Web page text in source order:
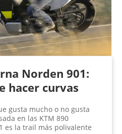
Norden 901:
hacer curvas
gusta mucho o no gusta
en las KTM 890
es la trail más polivalente